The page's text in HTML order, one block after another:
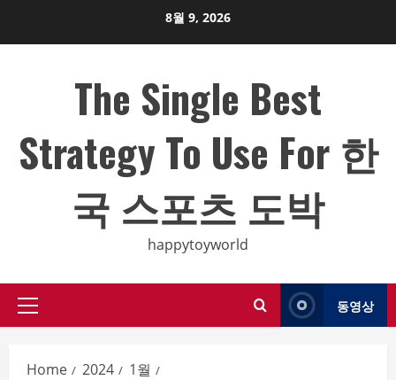
8월 9, 2026
The Single Best
Strategy To Use For 한
국 스포츠 도박
happytoyworld
Primary
동영상
Home 2024
1월